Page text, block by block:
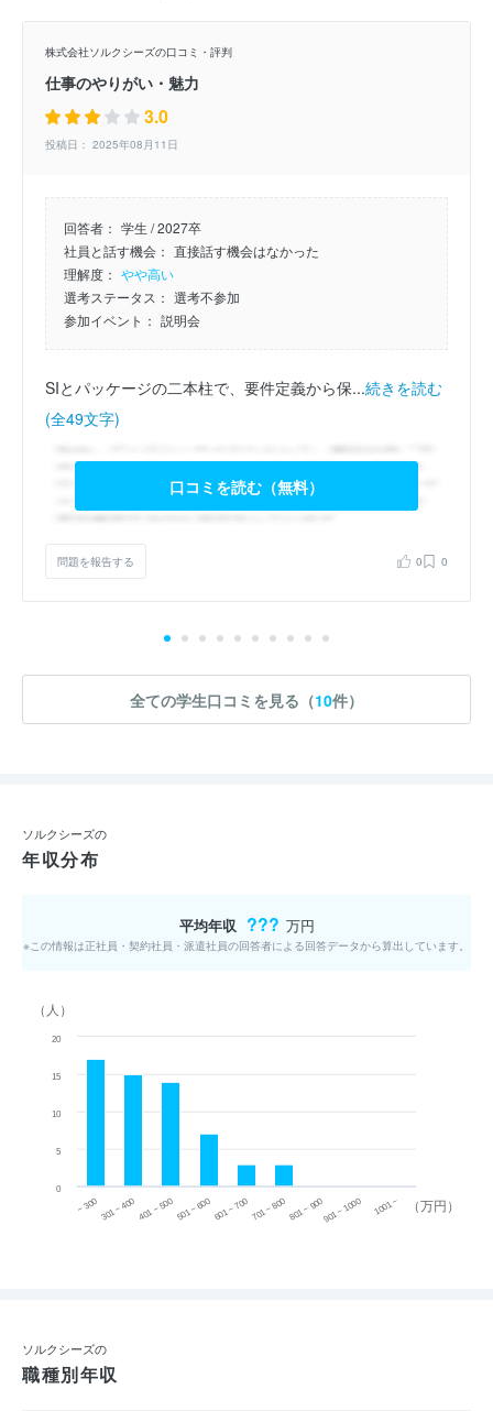
株式会社ソルクシーズの口コミ・評判
仕事のやりがい・魅力
3.0
投稿日： 2025年08月11日
回答者： 学生 / 2027卒
社員と話す機会： 直接話す機会はなかった
理解度： やや高い
選考ステータス： 選考不参加
参加イベント： 説明会
SIとパッケージの二本柱で、要件定義から保...続きを読む
(全49文字)
口コミを読む（無料）
問題を報告する 0 0
全ての学生口コミを見る（10件）
ソルクシーズの
年収分布
平均年収 ??? 万円
※この情報は正社員・契約社員・派遣社員の回答者による回答データから算出しています。
（万円）
（人）
~ 300 301 ~ 400 401 ~ 500501 ~ 600601 ~ 700701 ~ 800801 ~ 900901 ~ 1000 1001 ~
0
5
10
15
20
ソルクシーズの
職種別年収